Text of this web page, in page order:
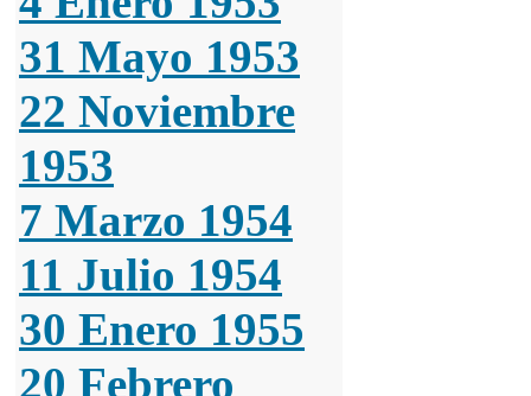
31 Mayo 1953
22 Noviembre
1953
7 Marzo 1954
11 Julio 1954
30 Enero 1955
20 Febrero